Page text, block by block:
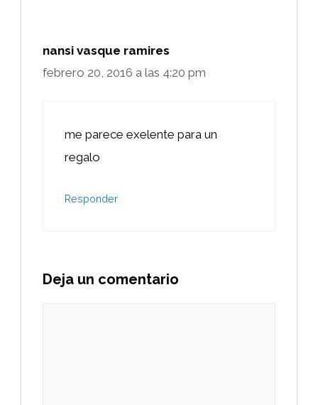
nansi vasque ramires
febrero 20, 2016 a las 4:20 pm
me parece exelente para un
regalo
Responder
Deja un comentario